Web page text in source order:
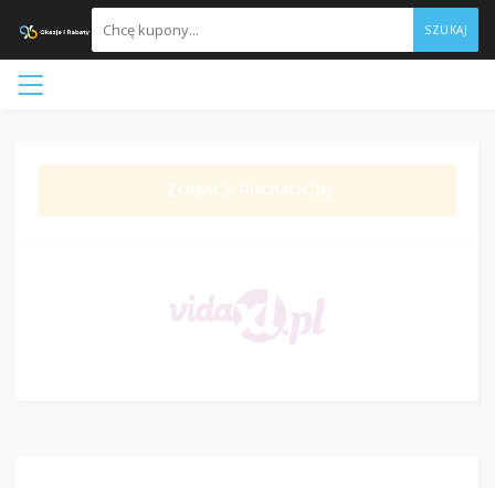
SZUKAJ
ZOBACZ PROMOCJĘ